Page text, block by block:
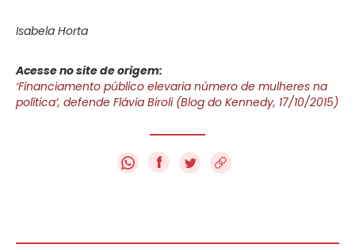
Isabela Horta
Acesse no site de origem:
‘Financiamento público elevaria número de mulheres na
política’, defende Flávia Biroli (Blog do Kennedy, 17/10/2015)
f